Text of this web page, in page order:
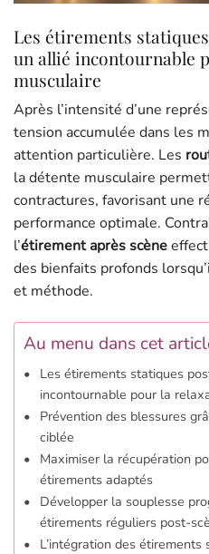
Les étirements
un allié incontournable
musculaire
Après l’intensité d’une
tension accumulée dans les
attention particulière. Les
la détente musculaire
contractures, favorisant une
performance optimale.
l’étirement après scène
des bienfaits profonds
et méthode.
Au menu dans cet
Les étirements statiques
incontournable pour la
Prévention des blessures
ciblée
Maximiser la récupération
étirements adaptés
Développer la souplesse
étirements réguliers post-
L’intégration des